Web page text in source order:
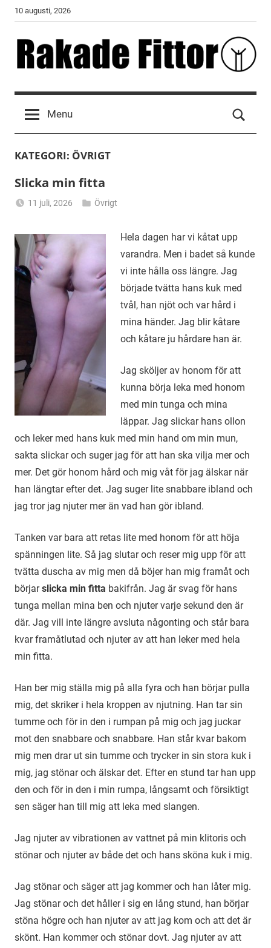
Skip
content
10 augusti, 2026
Rakade
Fittor
Menu
KATEGORI: ÖVRIGT
Slicka min fitta
11 juli, 2026
Övrigt
Hela dagen har vi kåtat upp
varandra. Men i badet så kunde
vi inte hålla oss längre. Jag
började tvätta hans kuk med
tvål, han njöt och var hård i
mina händer. Jag blir kåtare
och kåtare ju hårdare han är.
Jag sköljer av honom för att
kunna börja leka med honom
med min tunga och mina
läppar. Jag slickar hans ollon
och leker med hans kuk med min hand om min mun,
sakta slickar och suger jag för att han ska vilja mer och
mer. Det gör honom hård och mig våt för jag älskar när
han längtar efter det. Jag suger lite snabbare ibland och
jag tror jag njuter mer än vad han gör ibland.
Tanken var bara att retas lite med honom för att höja
spänningen lite. Så jag slutar och reser mig upp för att
tvätta duscha av mig men då böjer han mig framåt och
börjarslicka min fitta bakifrån. Jag är svag för hans
tunga mellan mina ben och njuter varje sekund den är
där. Jag vill inte längre avsluta någonting och står bara
kvar framåtlutad och njuter av att han leker med hela
min fitta.
Han ber mig ställa mig på alla fyra och han börjar pulla
mig, det skriker i hela kroppen av njutning. Han tar sin
tumme och för in den i rumpan på mig och jag juckar
mot den snabbare och snabbare. Han står kvar bakom
mig men drar ut sin tumme och trycker in sin stora kuk i
mig, jag stönar och älskar det. Efter en stund tar han upp
den och för in den i min rumpa, långsamt och försiktigt
sen säger han till mig att leka med slangen.
Jag njuter av vibrationen av vattnet på min klitoris och
stönar och njuter av både det och hans sköna kuk i mig.
Jag stönar och säger att jag kommer och han låter mig.
Jag stönar och det håller i sig en lång stund, han börjar
stöna högre och han njuter av att jag kom och att det är
skönt. Han kommer och stönar dovt. Jag njuter av att